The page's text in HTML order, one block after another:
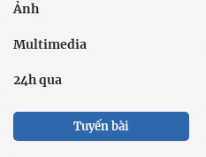
Ảnh
Multimedia
24h qua
Tuyến bài